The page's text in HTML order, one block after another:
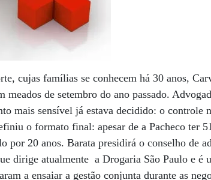
cujas famílias se conhecem há 30 anos,
meados de setembro do ano passado.
mais sensível já estava decidido: o controle
o formato final: apesar de a Pacheco ter
por 20 anos. Barata presidirá o conselho de
dirige atualmente a Drogaria São Paulo e é
a ensaiar a gestão conjunta durante as